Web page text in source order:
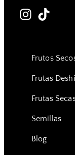
Frutos
Frutas
Frutas
Semillas
Blog